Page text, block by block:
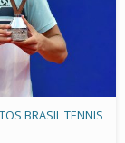
BRASIL TENNIS